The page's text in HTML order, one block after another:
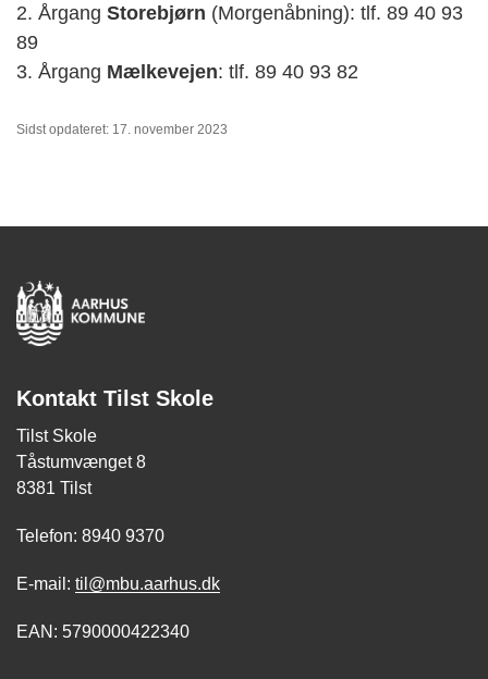
2. Årgang Storebjørn (Morgenåbning): tlf. 89 40 93
89
3. Årgang Mælkevejen: tlf. 89 40 93 82
Sidst opdateret: 17. november 2023
Kontakt Tilst Skole
Tilst Skole
Tåstumvænget 8
8381 Tilst
Telefon: 8940 9370
E-mail: til@mbu.aarhus.dk
EAN: 5790000422340